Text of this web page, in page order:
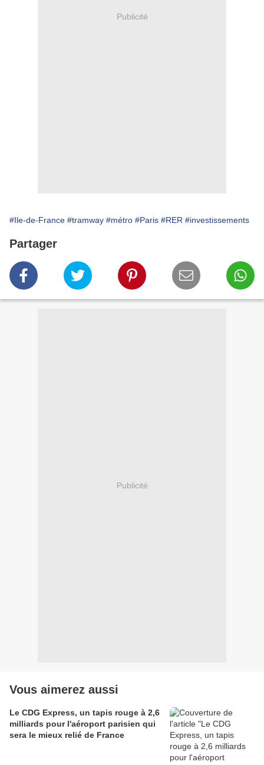
Publicité
#Ile-de-France #tramway #métro #Paris #RER #investissements
Partager
Publicité
Vous aimerez aussi
Le CDG Express, un tapis rouge à 2,6
milliards pour l'aéroport parisien qui
sera le mieux relié de France